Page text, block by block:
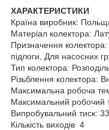
ХАРАКТЕРИСТИКИ
Країна виробник:
Матеріал колектора:
Призначення
підлоги, Для насосних
Тип колектора:
Різьблення колектора:
Максимальна робоча
Максимальний робочий
Випробувальний тиск:
Кількість виходів 4